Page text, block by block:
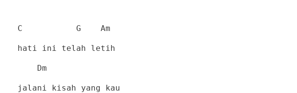
C G Am
hati ini telah letih
Dm
jalani kisah yang kau